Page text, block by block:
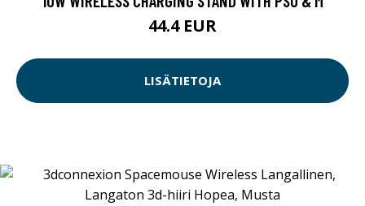
44.4 EUR
LISÄTIETOJA